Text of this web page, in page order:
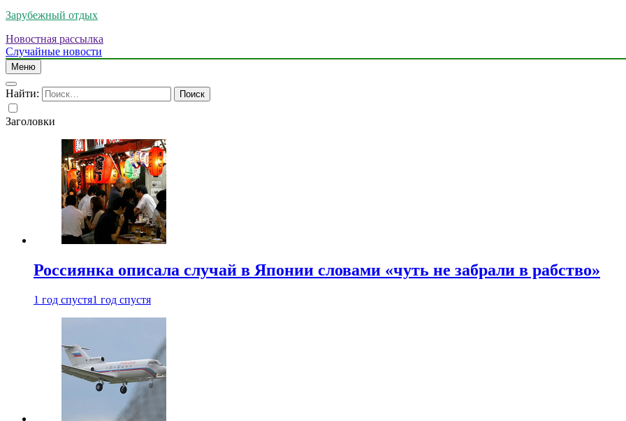
Зарубежный отдых
Новостная рассылка
Случайные новости
Меню
Найти:
Заголовки
Россиянка описала случай в Японии словами «чуть не забрали в рабство»
1 год спустя1 год спустя